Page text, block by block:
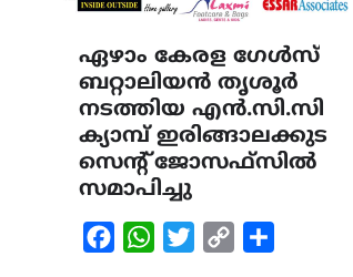
ഏഴാം കേരള ഗേൾസ്
ബറ്റാലിയൻ തൃശൂർ
നടത്തിയ എൻ.സി.സി
ക്യാമ്പ് ഇരിങ്ങാലക്കുട
സെന്റ് ജോസഫ്സിൽ
സമാപിച്ചു
FacebookWhatsAppTwitterCopy